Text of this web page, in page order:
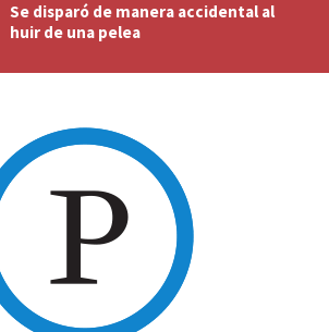
Se disparó de manera accidental al
huir de una pelea